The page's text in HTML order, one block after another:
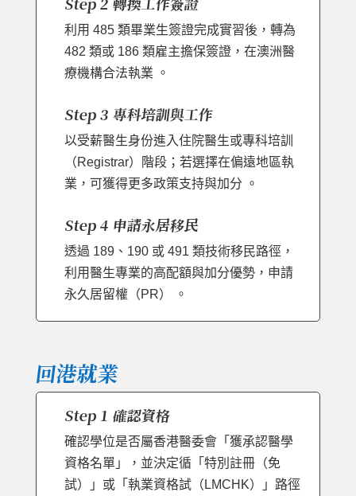
Step 2 轉換工作簽證
利用 485 類畢業生簽證完成實習後，轉為
482 類或 186 類雇主擔保簽證，在澳洲醫
療機構合法執業 。
Step 3 專科培訓與工作
以受薪醫生身份進入住院醫生或專科培訓
（Registrar）階段；若選擇在偏遠地區執
業，可獲得更多政策支持與加分 。
Step 4 申請永居移民
透過 189、190 或 491 類技術移民路徑，
利用醫生專業的高配額與加分優勢，申請
永久居留權（PR） 。
回港就業
Step 1 確認資格
確認學位是否屬香港醫委會「獲承認醫學
資格名單」，並決定循「特別註冊（免
試）」或「執業資格試（LMCHK）」路徑